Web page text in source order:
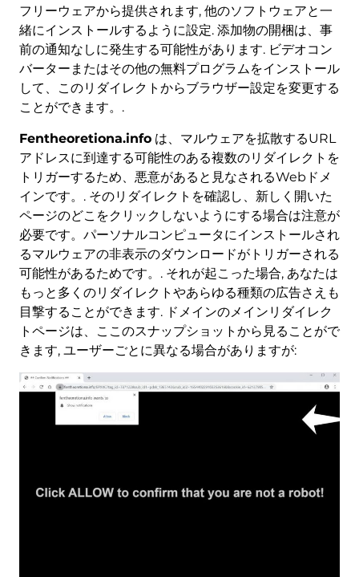
フリーウェアから提供されます, 他のソフトウェアと一
緒にインストールするように設定. 添加物の開梱は、事
前の通知なしに発生する可能性があります. ビデオコン
バーターまたはその他の無料プログラムをインストール
して、このリダイレクトからブラウザー設定を変更する
ことができます。.
Fentheoretiona.infoは、マルウェアを拡散するURL
アドレスに到達する可能性のある複数のリダイレクトを
トリガーするため、悪意があると見なされるWebドメ
インです。. そのリダイレクトを確認し、新しく開いた
ページのどこをクリックしないようにする場合は注意が
必要です。パーソナルコンピュータにインストールされ
るマルウェアの非表示のダウンロードがトリガーされる
可能性があるためです。. それが起こった場合, あなたは
もっと多くのリダイレクトやあらゆる種類の広告さえも
目撃することができます. ドメインのメインリダイレク
トページは、ここのスナップショットから見ることがで
きます, ユーザーごとに異なる場合がありますが: